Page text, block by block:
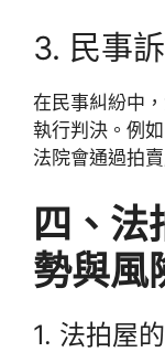
3. 民事
在民事糾紛中
執行判決。例
法院會通過拍
四、法
勢與風
1. 法拍屋